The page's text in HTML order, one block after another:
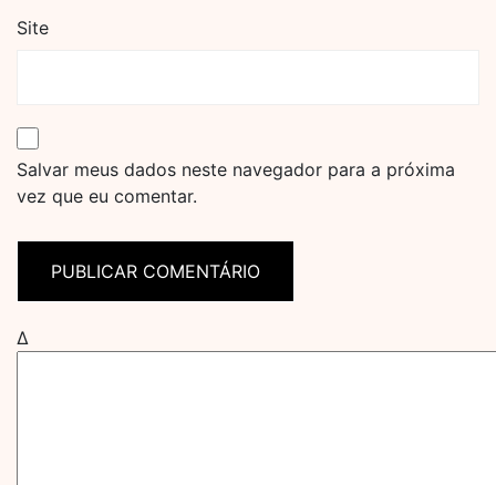
Site
Salvar meus dados neste navegador para a próxima
vez que eu comentar.
Δ